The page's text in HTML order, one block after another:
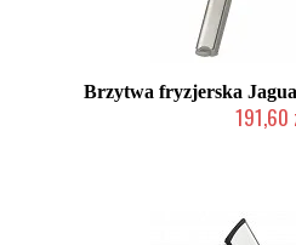
Brzytwa fryzjerska
191,60